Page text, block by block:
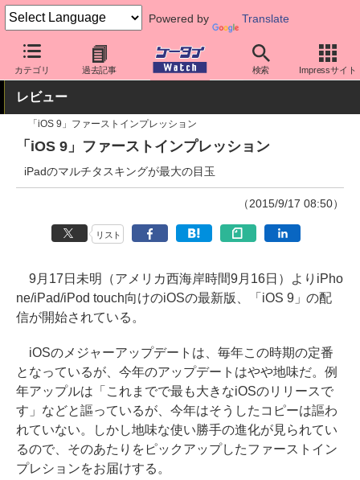
Powered by Translate
カテゴリ 過去記事 検索 Impressサイト
ケータイ Watch OS iPhone (iOS)
レビュー
「iOS 9」ファーストインプレッション
「iOS 9」ファーストインプレッション
iPadのマルチタスキングが最大の目玉
（2015/9/17 08:50）
リスト
9月17日未明（アメリカ西海岸時間9月16日）よりiPho
ne/iPad/iPod touch向けのiOSの最新版、「iOS 9」の配
信が開始されている。
iOSのメジャーアップデートは、毎年この時期の定番
となっているが、今年のアップデートはやや地味だ。例
年アップルは「これまでで最も大きなiOSのリリースで
す」などと謳っているが、今年はそうしたコピーは謳わ
れていない。しかし地味な使い勝手の進化が見られてい
るので、そのあたりをピックアップしたファーストイン
プレションをお届けする。